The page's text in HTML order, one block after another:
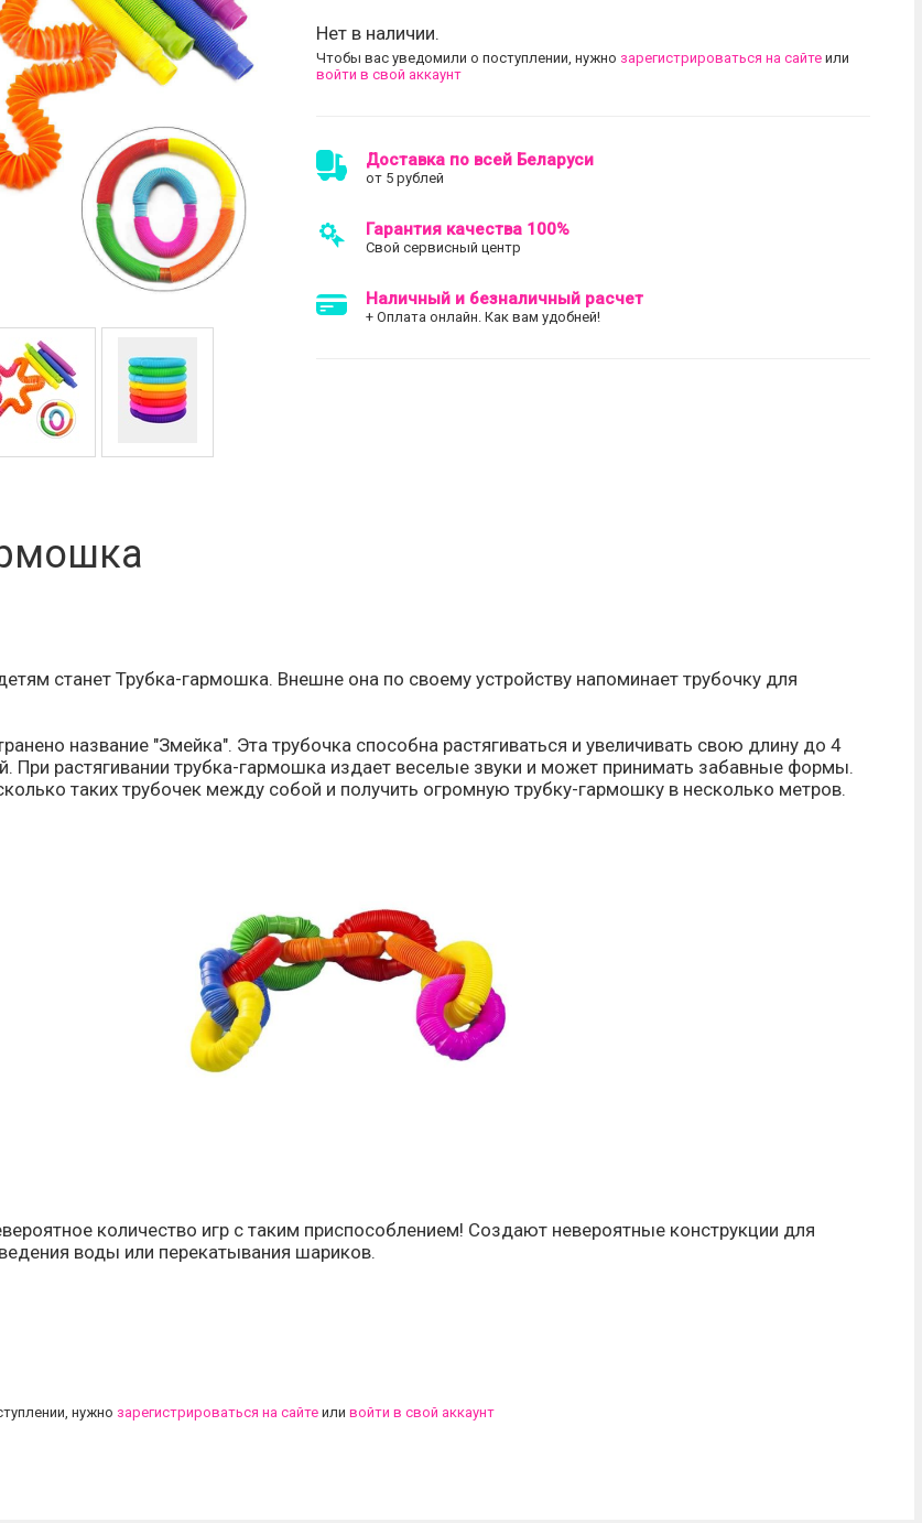
Нет в наличии.
Чтобы вас уведомили о поступлении, нужно зарегистрироваться на сайтеили
войти в свой аккаунт
Доставка по всей Беларуси
от 5 рублей
Гарантия качества 100%
Свой сервисный центр
Наличный и безналичный расчет
+ Оплата онлайн. Как вам удобней!
станет Трубка-гармошка. Внешне она по своему устройству напоминает трубочку для
название "Змейка". Эта трубочка способна растягиваться и увеличивать свою длину до 4
При растягивании трубка-гармошка издает веселые звуки и может принимать забавные формы.
таких трубочек между собой и получить огромную трубку-гармошку в несколько метров.
количество игр с таким приспособлением! Создают невероятные конструкции для
воды или перекатывания шариков.
нужно зарегистрироваться на сайте или войти в свой аккаунт